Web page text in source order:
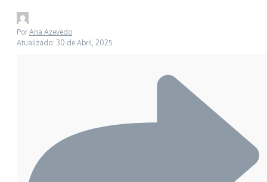
PorAna Azevedo
Atualizado: 30 de Abril, 2025